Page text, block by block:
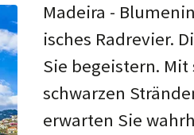
Madeira -
isches Rad­revier.
Sie be­geis­tern.
schwarz­en
er­war­ten Sie